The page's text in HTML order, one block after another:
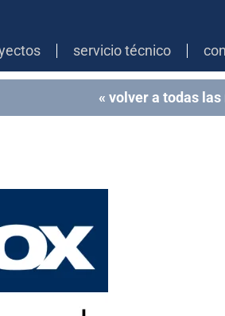
servicio técnico
« volver a todas